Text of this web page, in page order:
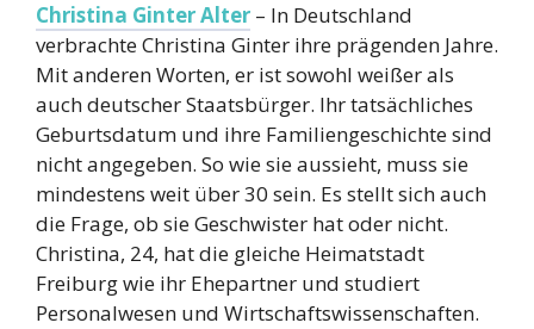
Christina Ginter Alter – In Deutschland
verbrachte Christina Ginter ihre prägenden Jahre.
Mit anderen Worten, er ist sowohl weißer als
auch deutscher Staatsbürger. Ihr tatsächliches
Geburtsdatum und ihre Familiengeschichte sind
nicht angegeben. So wie sie aussieht, muss sie
mindestens weit über 30 sein. Es stellt sich auch
die Frage, ob sie Geschwister hat oder nicht.
Christina, 24, hat die gleiche Heimatstadt
Freiburg wie ihr Ehepartner und studiert
Personalwesen und Wirtschaftswissenschaften.